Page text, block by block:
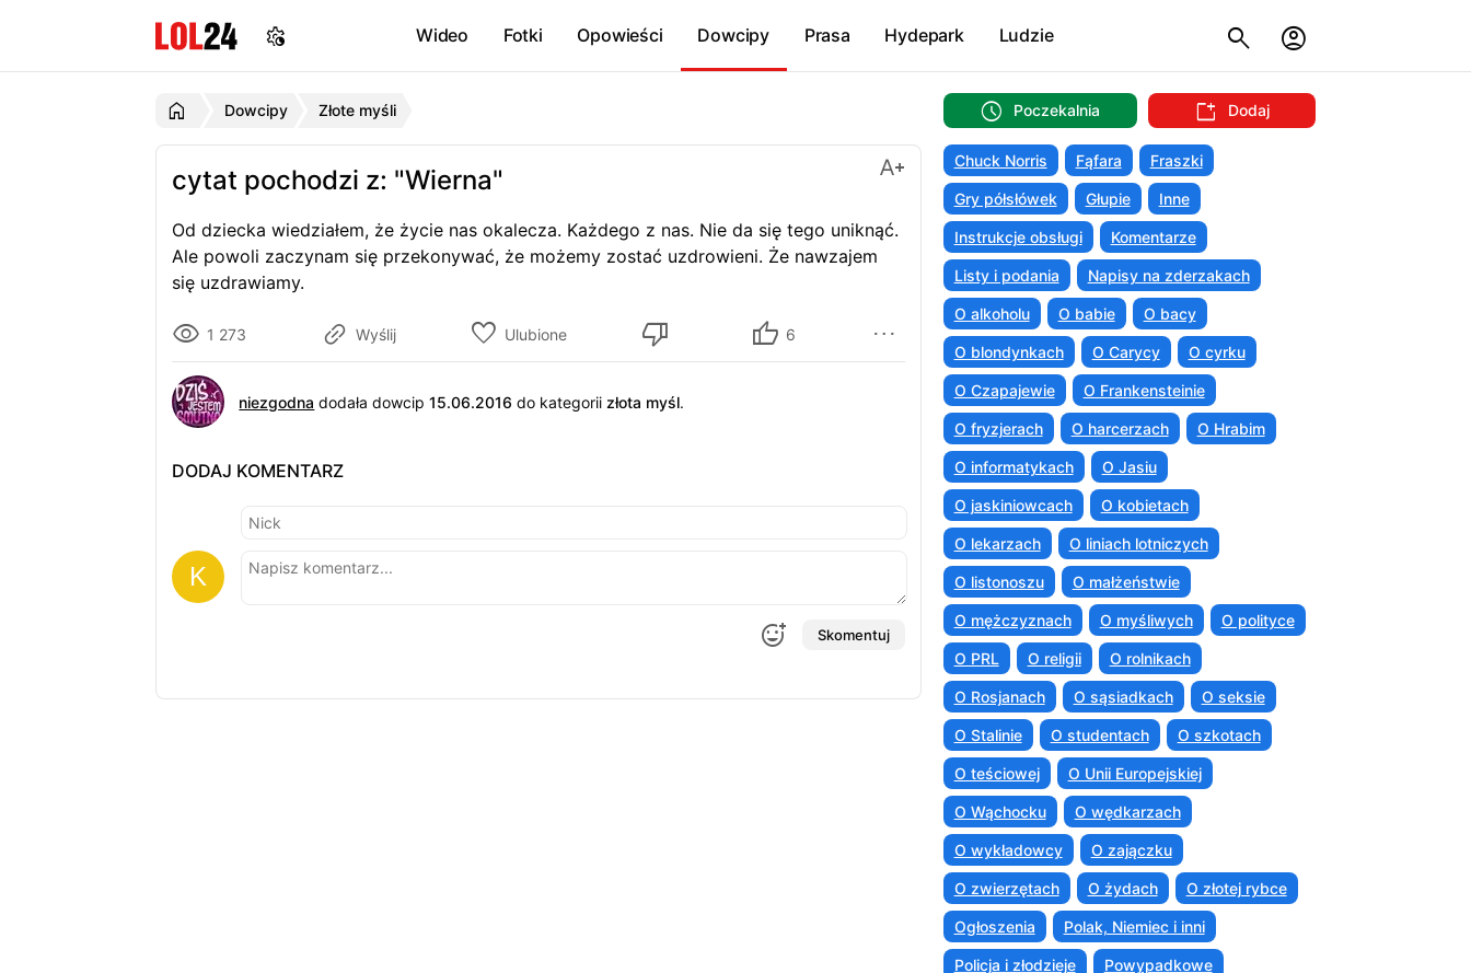
Wideo Fotki Opowieści Dowcipy Prasa Hydepark Ludzie
Dowcipy Złote myśli
cytat pochodzi z: "Wierna"
Od dziecka wiedziałem, że życie nas okalecza. Każdego z nas. Nie da się tego uniknąć.
Ale powoli zaczynam się przekonywać, że możemy zostać uzdrowieni. Że nawzajem
się uzdrawiamy.
1 273 Wyślij Ulubione 6
niezgodna dodała dowcip15.06.2016 do kategorii złota myśl.
DODAJ KOMENTARZ
Skomentuj
Poczekalnia Dodaj
Chuck Norris Fąfara Fraszki
Gry półsłówek Głupie Inne
Instrukcje obsługi Komentarze
Listy i podania Napisy na zderzakach
O alkoholu O babie O bacy
O blondynkach O Carycy O cyrku
O Czapajewie O Frankensteinie
O fryzjerach O harcerzach O Hrabim
O informatykach O Jasiu
O jaskiniowcach O kobietach
O lekarzach O liniach lotniczych
O listonoszu O małżeństwie
O mężczyznach O myśliwych O polityce
O PRL O religii O rolnikach
O Rosjanach O sąsiadkach O seksie
O Stalinie O studentach O szkotach
O teściowej O Unii Europejskiej
O Wąchocku O wędkarzach
O wykładowcy O zajączku
O zwierzętach O żydach O złotej rybce
Ogłoszenia Polak, Niemiec i inni
Policja i złodzieje Powypadkowe